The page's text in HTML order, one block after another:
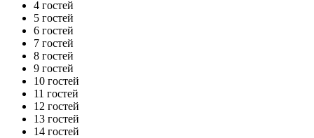
4 гостей
5 гостей
6 гостей
7 гостей
8 гостей
9 гостей
10 гостей
11 гостей
12 гостей
13 гостей
14 гостей